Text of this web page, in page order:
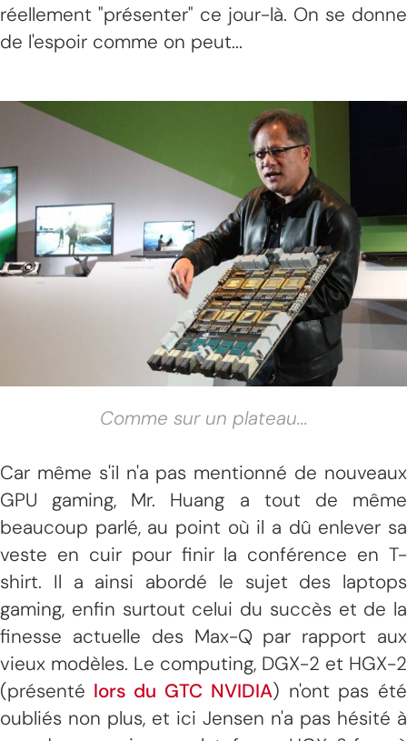
réellement "présenter" ce jour-là. On se donne
de l'espoir comme on peut...
Comme sur un plateau...
Car même s'il n'a pas mentionné de nouveaux
GPU gaming, Mr. Huang a tout de même
beaucoup parlé, au point où il a dû enlever sa
veste en cuir pour finir la conférence en T-
shirt. Il a ainsi abordé le sujet des laptops
gaming, enfin surtout celui du succès et de la
finesse actuelle des Max-Q par rapport aux
vieux modèles. Le computing, DGX-2 et HGX-2
(présenté lors du GTC NVIDIA) n'ont pas été
oubliés non plus, et ici Jensen n'a pas hésité à